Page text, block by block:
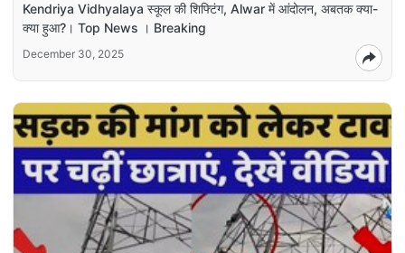
Kendriya Vidhyalaya स्कूल की शिफ्टिंग, Alwar में आंदोलन, अबतक क्या-
क्या हुआ?। Top News । Breaking
December 30, 2025